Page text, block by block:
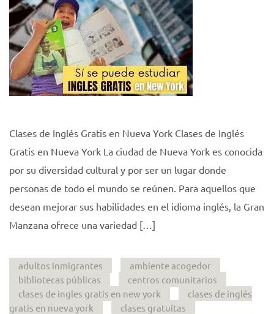
Clases de Inglés Gratis en Nueva York Clases de Inglés
Gratis en Nueva York La ciudad de Nueva York es conocida
por su diversidad cultural y por ser un lugar donde
personas de todo el mundo se reúnen. Para aquellos que
desean mejorar sus habilidades en el idioma inglés, la Gran
Manzana ofrece una variedad […]
adultos inmigrantes
ambiente acogedor
bibliotecas públicas
centros comunitarios
clases de ingles gratis en new york
clases de inglés
gratis en nueva york
clases gratuitas